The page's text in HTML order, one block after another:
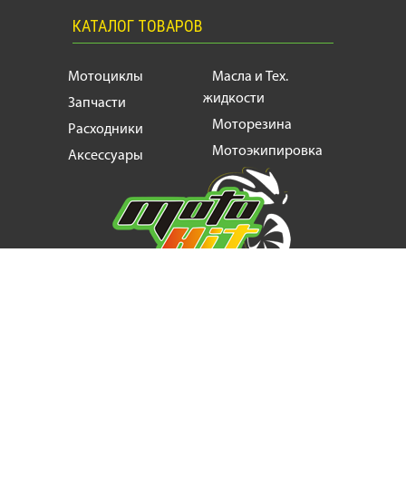
КАТАЛОГ ТОВАРОВ
Мотоциклы
Запчасти
Расходники
Аксессуары
Масла и Тех.
жидкости
Моторезина
Мотоэкипировка